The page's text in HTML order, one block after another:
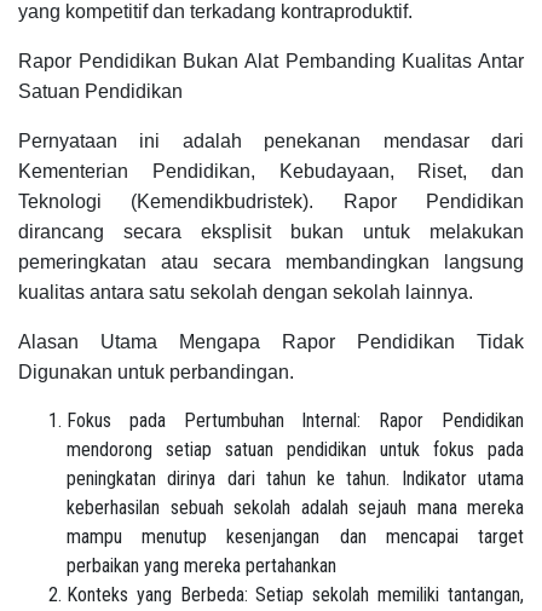
yang kompetitif dan terkadang kontraproduktif.
Rapor Pendidikan Bukan Alat Pembanding Kualitas Antar
Satuan Pendidikan
Pernyataan ini adalah penekanan mendasar dari
Kementerian Pendidikan, Kebudayaan, Riset, dan
Teknologi (Kemendikbudristek). Rapor Pendidikan
dirancang secara eksplisit bukan untuk melakukan
pemeringkatan atau secara membandingkan langsung
kualitas antara satu sekolah dengan sekolah lainnya.
Alasan Utama Mengapa Rapor Pendidikan Tidak
Digunakan untuk perbandingan.
Fokus pada Pertumbuhan Internal: Rapor Pendidikan
mendorong setiap satuan pendidikan untuk fokus pada
peningkatan dirinya dari tahun ke tahun. Indikator utama
keberhasilan sebuah sekolah adalah sejauh mana mereka
mampu menutup kesenjangan dan mencapai target
perbaikan yang mereka pertahankan
Konteks yang Berbeda: Setiap sekolah memiliki tantangan,